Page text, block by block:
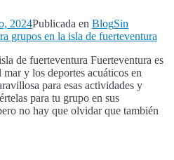
2024Publicada en BlogSin
grupos en la isla de fuerteventura
de fuerteventura Fuerteventura es
y los deportes acuáticos en
para esas actividades y
para tu grupo en sus
no hay que olvidar que también